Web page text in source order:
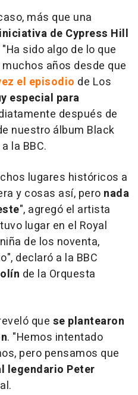
más que una
iniciativa de Cypress Hill
"Ha sido algo de lo que
años desde que
el episodio de Los
especial para
después de
nuestro álbum Black
la BBC.
lugares históricos a
y cosas así, pero nada
", agregó el artista
lugar en el Royal
de los noventa,
declaró a la BBC
de la Orquesta
que se plantearon
. "Hemos intentado
pero pensamos que
legendario Peter